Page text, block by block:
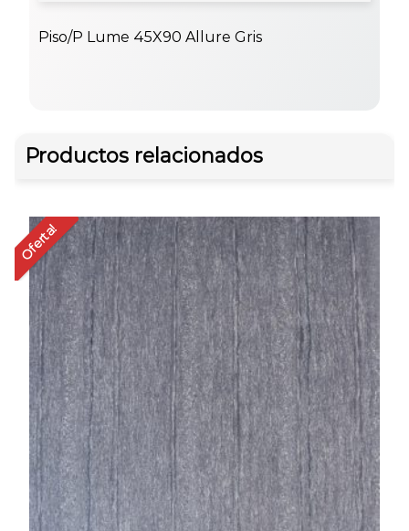
Piso/P Lume 45X90 Allure Gris
Productos relacionados
Oferta!